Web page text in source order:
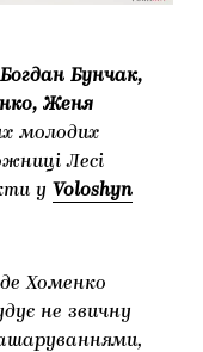
Бунчак,
Женя
молодих
Лесі
у Voloshyn
Хоменко
не звичну